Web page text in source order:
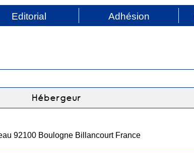
Editorial Adhésion
Hébergeur
92100 Boulogne Billancourt France